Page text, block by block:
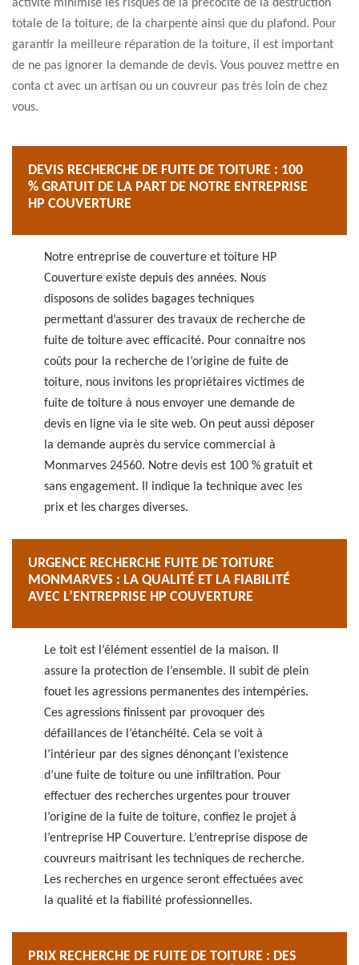
activité minimise les risques de la précocité de la destruction
totale de la toiture, de la charpente ainsi que du plafond. Pour
garantir la meilleure réparation de la toiture, il est important
de ne pas ignorer la demande de devis. Vous pouvez mettre en
conta ct avec un artisan ou un couvreur pas très loin de chez
vous.
DEVIS RECHERCHE DE FUITE DE TOITURE : 100
% GRATUIT DE LA PART DE NOTRE ENTREPRISE
HP COUVERTURE
Notre entreprise de couverture et toiture HP
Couverture existe depuis des années. Nous
disposons de solides bagages techniques
permettant d’assurer des travaux de recherche de
fuite de toiture avec efficacité. Pour connaitre nos
coûts pour la recherche de l’origine de fuite de
toiture, nous invitons les propriétaires victimes de
fuite de toiture à nous envoyer une demande de
devis en ligne via le site web. On peut aussi déposer
la demande auprès du service commercial à
Monmarves 24560. Notre devis est 100 % gratuit et
sans engagement. Il indique la technique avec les
prix et les charges diverses.
URGENCE RECHERCHE FUITE DE TOITURE
MONMARVES : LA QUALITÉ ET LA FIABILITÉ
AVEC L’ENTREPRISE HP COUVERTURE
Le toit est l’élément essentiel de la maison. Il
assure la protection de l’ensemble. Il subit de plein
fouet les agressions permanentes des intempéries.
Ces agressions finissent par provoquer des
défaillances de l’étanchéité. Cela se voit à
l’intérieur par des signes dénonçant l’existence
d’une fuite de toiture ou une infiltration. Pour
effectuer des recherches urgentes pour trouver
l’origine de la fuite de toiture, confiez le projet à
l’entreprise HP Couverture. L’entreprise dispose de
couvreurs maitrisant les techniques de recherche.
Les recherches en urgence seront effectuées avec
la qualité et la fiabilité professionnelles.
PRIX RECHERCHE DE FUITE DE TOITURE : DES